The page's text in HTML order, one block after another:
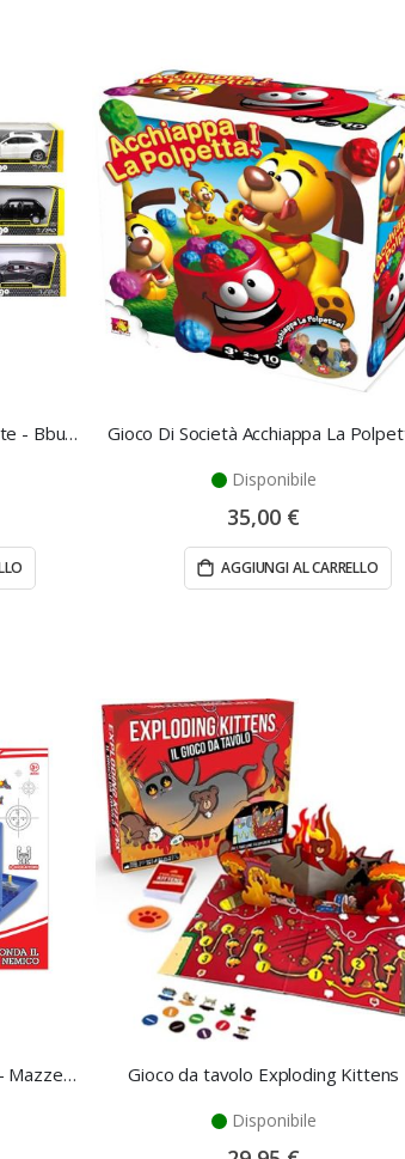
Modellini 1/24 Automobili assortite - Bburago Gioco Di Società Acchiappa La
Disponibile
35,00 €
AGGIUNGI AL CARRELLO
Gioco da tavolo battaglia navale - Mazzeo Giocattoli Gioco da tavolo Exploding Kittens
Disponibile